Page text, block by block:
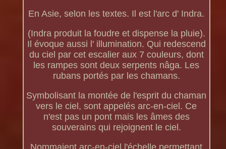
En Asie, selon les textes. Il est l'arc d' Indra.
(Indra produit la foudre et dispense la pluie).
Il évoque aussi l' illumination. Qui redescend
du ciel par cet escalier aux 7 couleurs, dont
les rampes sont deux serpents nâga. Les
rubans portés par les chamans.
Symbolisant la montée de l'esprit du chaman
vers le ciel, sont appelés arc-en-ciel. Ce
n'est pas un pont mais les âmes des
souverains qui rejoignent le ciel.